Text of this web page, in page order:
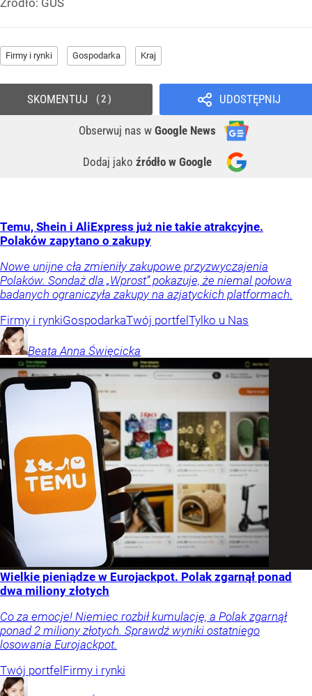
Firmy i rynki Gospodarka Kraj
UDOSTĘPNIJ
Obserwuj nas w Google News
Dodaj jako źródło w Google
SKOMENTUJ 2
Temu, Shein i AliExpress już nie takie atrakcyjne.
Polaków zapytano o zakupy
Nowe unijne cła zmieniły zakupowe przyzwyczajenia
Polaków. Sondaż dla „Wprost” pokazuje, że niemal połowa
badanych ograniczyła zakupy na azjatyckich platformach.
Firmy i rynkiGospodarkaTwój portfelTylko u Nas
Beata Anna Święcicka
Wielkie pieniądze w Eurojackpot. Polak zgarnął ponad
dwa miliony złotych
Co za emocje! Niemiec rozbił kumulację, a Polak zgarnął
ponad 2 miliony złotych. Sprawdź wyniki ostatniego
losowania Eurojackpot.
Twój portfelFirmy i rynki